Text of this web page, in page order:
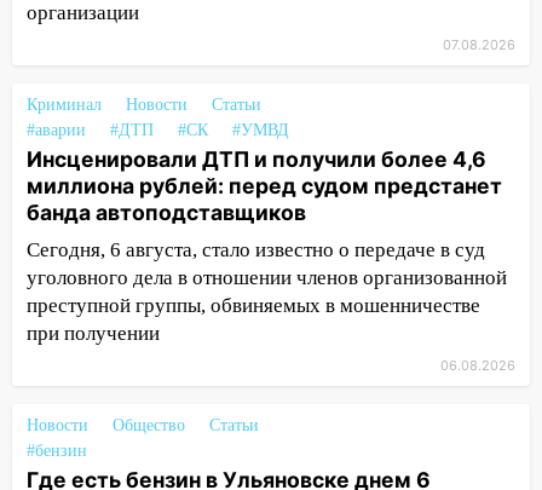
20:04 Ульяновцев приглашают на забег,
посвящённый Дню воздушного флота
19:12
В Ульяновской области
руководителя частной компании
наказали за сокрытие прошлого своего
сотрудник
18:02
В Ульяновск едут звезды
баскетбола!
17:08 Ульяновский областной суд
оставил в силе приговор руководству
«УльяновскФармации» за махинации на
16:09
Ветераны легкой атлетики из
Ульяновска успешно выступили на
организации
07.08.2026
Криминал Новости
Статьи
#аварии
#ДТП #СК #УМВД
Инсценировали ДТП и получили более 4,6
миллиона рублей: перед судом предстанет
банда автоподставщиков
Сегодня, 6 августа, стало известно о передаче в суд
уголовного дела в отношении членов организованной
преступной группы, обвиняемых в мошенничестве
при получении
06.08.2026
Новости Общество
Статьи
#бензин
Где есть бензин в Ульяновске днем 6